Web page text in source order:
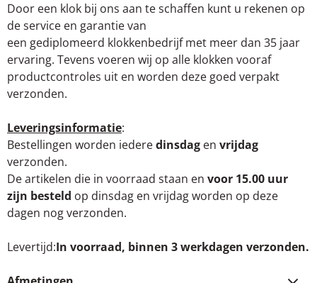
Door een klok bij ons aan te schaffen kunt u rekenen op
de service en garantie van
een gediplomeerd klokkenbedrijf met meer dan 35 jaar
ervaring. Tevens voeren wij op alle klokken vooraf
productcontroles uit en worden deze goed verpakt
verzonden.
Leveringsinformatie:
Bestellingen worden iederedinsdag en vrijdag
verzonden.
De artikelen die in voorraad staan en voor 15.00 uur
zijn besteld op dinsdag en vrijdag worden op deze
dagen nog verzonden.
Levertijd In voorraad, binnen 3 werkdagen verzonden.